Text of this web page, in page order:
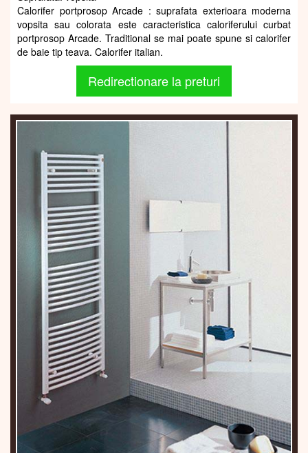
Calorifer portprosop Arcade : suprafata exterioara moderna
vopsita sau colorata este caracteristica caloriferului curbat
portprosop Arcade. Traditional se mai poate spune si calorifer
de baie tip teava. Calorifer italian.
Redirectionare la preturi